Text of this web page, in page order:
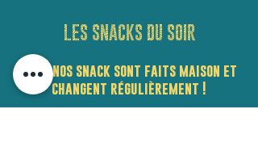
LES SNACKS DU SOIR
Tous nos snack sont faits maison et
changent régulièrement !